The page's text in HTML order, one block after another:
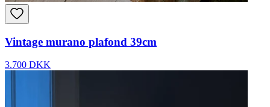
Vintage murano plafond 39cm
3.700 DKK